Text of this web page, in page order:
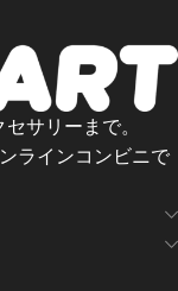
サリーまで。
ラインコンビニで